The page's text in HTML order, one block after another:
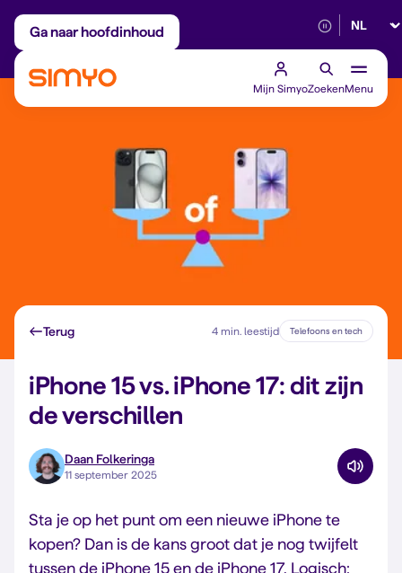
Ga naar hoofdinhoud
Maandelijks aanpasbaar Betrouwbaar
Mijn SimyoZoekenMenu
Terug 4 min. leestijd Telefoons en tech
iPhone 15 vs. iPhone 17: dit zijn
de verschillen
Daan Folkeringa
11 september 2025
Sta je op het punt om een nieuwe iPhone te
kopen? Dan is de kans groot dat je nog twijfelt
tussen de iPhone 15 en de iPhone 17. Logisch: